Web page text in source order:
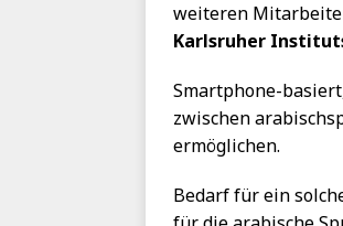
weiteren
Karlsruher
Smartphone-
zwischen
ermöglichen.
Bedarf für ein